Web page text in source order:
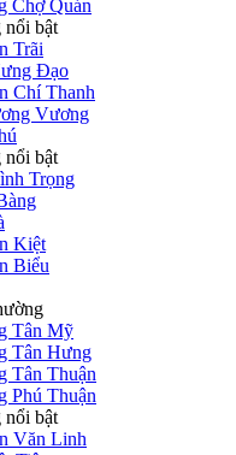
Chợ Quán
nổi bật
Trãi
Đạo
Chí Thanh
Vương
nổi bật
Trọng
Kiệt
Biểu
Tân Mỹ
Tân Hưng
Tân Thuận
Phú Thuận
nổi bật
Văn Linh